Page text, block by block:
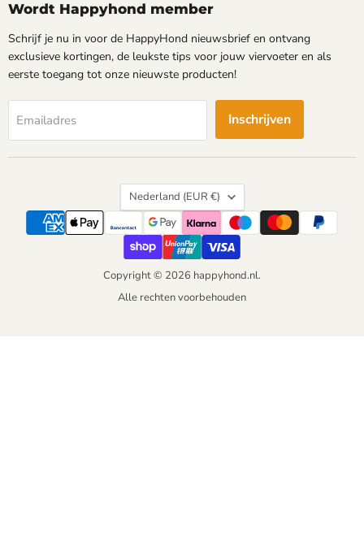
Wordt Happyhond member
Schrijf je nu in voor de HappyHond nieuwsbrief en ontvang
exclusieve kortingen, de leukste tips voor jouw viervoeter en als
eerste toegang tot onze nieuwste producten!
Emailadres Inschrijven
Land
Nederland (EUR €)
Copyright © 2026 happyhond.nl.
Alle rechten voorbehouden